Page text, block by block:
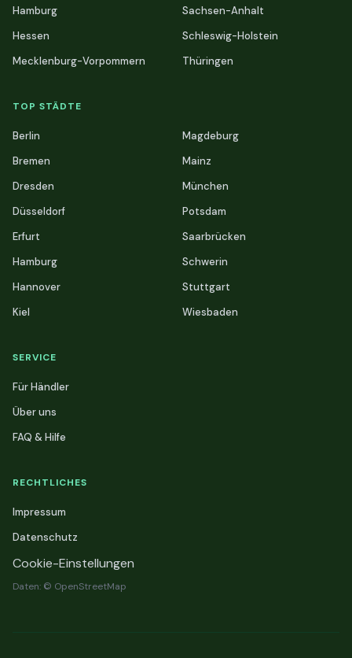
Hamburg
Hessen
Mecklenburg-Vorpommern
Sachsen-Anhalt
Schleswig-Holstein
Thüringen
TOP STÄDTE
Berlin
Bremen
Dresden
Düsseldorf
Erfurt
Hamburg
Hannover
Kiel
Magdeburg
Mainz
München
Potsdam
Saarbrücken
Schwerin
Stuttgart
Wiesbaden
SERVICE
Für Händler
Über uns
FAQ & Hilfe
RECHTLICHES
Impressum
Datenschutz
Cookie-Einstellungen
Daten: © OpenStreetMap